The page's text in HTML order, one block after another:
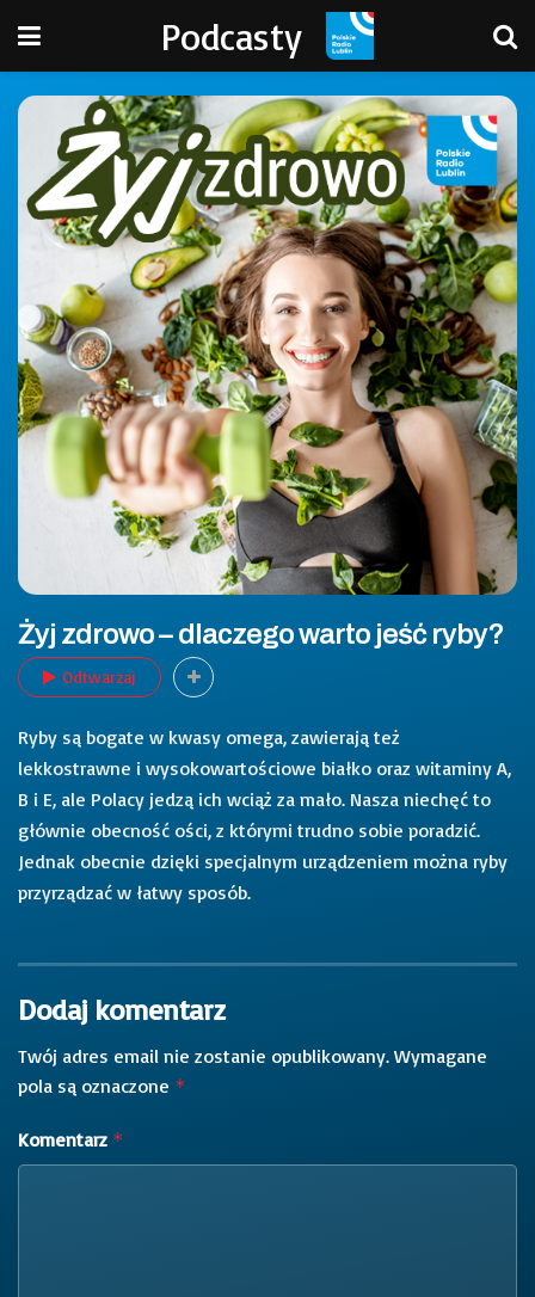
Podcasty
Żyj zdrowo – dlaczego warto jeść ryby?
Odtwarzaj
Ryby są bogate w kwasy omega, zawierają też
lekkostrawne i wysokowartościowe białko oraz witaminy A,
B i E, ale Polacy jedzą ich wciąż za mało. Nasza niechęć to
głównie obecność ości, z którymi trudno sobie poradzić.
Jednak obecnie dzięki specjalnym urządzeniem można ryby
przyrządzać w łatwy sposób.
Dodaj komentarz
Twój adres email nie zostanie opublikowany. Wymagane
pola są oznaczone *
Komentarz *